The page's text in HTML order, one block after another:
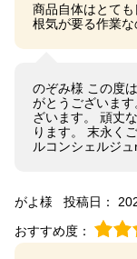
商品自体はとて
根気が要る作業な
のぞみ様 この度
がとうございま
ざいます。 頑丈
ります。 末永く
ルコンシェルジ
がよ様
投稿日：
おすすめ度：